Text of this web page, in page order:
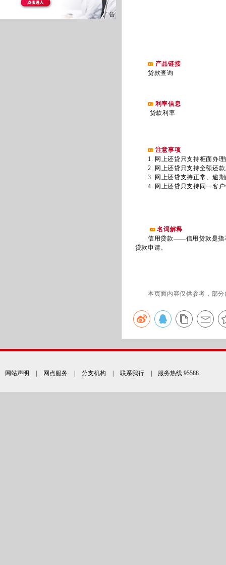
产品链接
贷款查询
利率信息
贷款利率
注意事项
1. 网上还贷只支持柜面办理
2. 网上还贷只支持全额还款
3. 网上还贷支持正常、逾期
4. 网上还贷只支持同一客户
名词解释
信用贷款——信用贷款是指不
贷款申请。
本页面内容仅供参考，部
网站声明 网点服务 分支机构 联系我行 | 服务热线 95588